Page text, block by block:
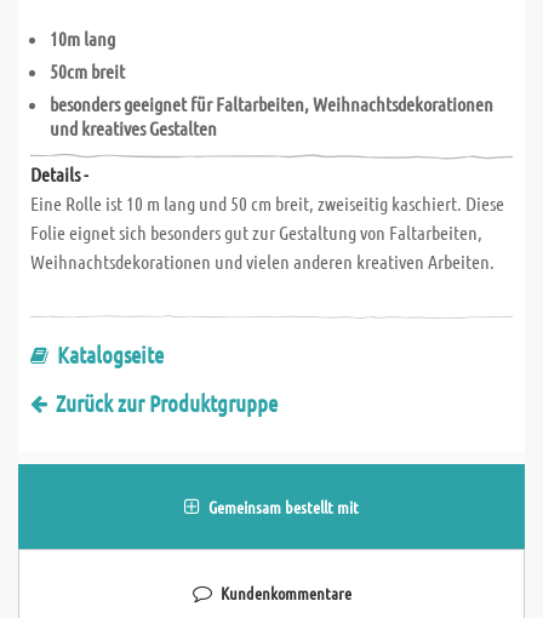
10m lang
50cm breit
besonders geeignet fürFaltarbeiten, Weihnachtsdekorationen
und kreatives Gestalten
Details -
Eine Rolle ist 10 m lang und 50 cm breit, zweiseitig kaschiert. Diese
Folie eignet sich besonders gut zur Gestaltung von Faltarbeiten,
Weihnachtsdekorationen und vielen anderen kreativen Arbeiten.
Katalogseite
Zurück zur Produktgruppe
Gemeinsam bestellt mit
Kundenkommentare